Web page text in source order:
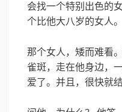
会找一个特别出色的
个比他大八岁的女人。
那个女人，矮而难看
雀斑，走在他身边，
爱了。并且，很快就结